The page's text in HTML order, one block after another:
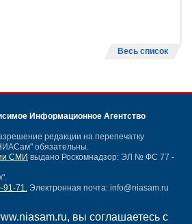
вы соглашаетесь с
Весь список
Информационное Агентство
редакции на перепечатку
обязательны.
СМИ выдано Роскомнадзор: ЭЛ № ФС 77 -
91-71. Электронная почта: info@niasam.ru